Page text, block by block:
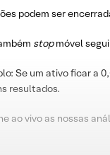
podem ser
stopmóvel
Se um ativo ficar a
resultados.
ao vivo as nossas